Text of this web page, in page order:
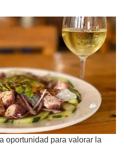
oportunidad para valorar la